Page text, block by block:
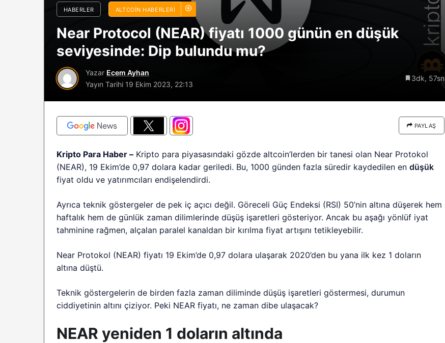
HABERLER ALTCOIN HABERLERI
Near Protocol (NEAR) fiyatı 1000 günün en düşük
seviyesinde: Dip bulundu mu?
Yazar Ecem Ayhan
Yayın Tarihi 19 Ekim 2023, 22:13
3dk, 57sn
PAYLAŞ
Kripto Para Haber – Kripto para piyasasındaki gözde altcoin’lerden bir tanesi olan Near Protokol
(NEAR), 19 Ekim’de 0,97 dolara kadar geriledi. Bu, 1000 günden fazla süredir kaydedilen endüşük
fiyat oldu ve yatırımcıları endişelendirdi.
Ayrıca teknik göstergeler de pek iç açıcı değil. Göreceli Güç Endeksi (RSI) 50’nin altına düşerek hem
haftalık hem de günlük zaman dilimlerinde düşüş işaretleri gösteriyor. Ancak bu aşağı yönlüf iyat
tahminine rağmen, alçalan paralel kanaldan bir kırılma fiyat artışını tetikleyebilir.
Near Protokol (NEAR) fiyatı 19 Ekim’de 0,97 dolara ulaşarak 2020’den bu yana ilk kez 1 doların
altına düştü.
Teknik göstergelerin de birden fazla zaman diliminde düşüş işaretleri göstermesi, durumun
ciddiyetinin altını çiziyor. Peki NEAR fiyatı, ne zaman dibe ulaşacak?
NEAR yeniden 1 doların altında
sürüyor: Analistlere göre
2026 BTC çöküşü neden
sınırlı kalabilir?
Riski: Uzun Vadeli HYPER
Boğaları 31,1 Milyon Dolarlık
Birikim Yapıyor